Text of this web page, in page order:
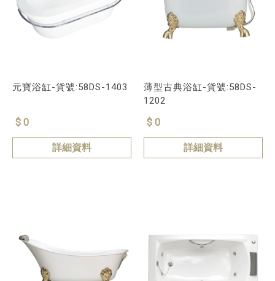
元寶浴缸-貨號:58DS-1403
$ 0
詳細資料
薄型古典浴缸-貨號:58DS-
1202
$ 0
詳細資料